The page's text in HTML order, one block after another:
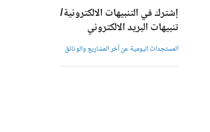
إشترك في التنبيهات الالكترونية/
تنبيهات البريد الالكتروني
المستجدات اليومية عن آخر المشاريع والوثائق